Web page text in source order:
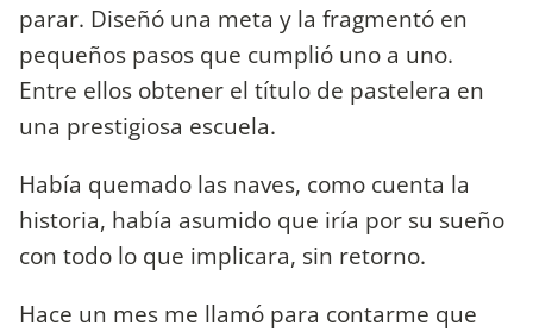
parar. Diseñó una meta y la fragmentó en
pequeños pasos que cumplió uno a uno.
Entre ellos obtener el título de pastelera en
una prestigiosa escuela.
Había quemado las naves, como cuenta la
historia, había asumido que iría por su sueño
con todo lo que implicara, sin retorno.
Hace un mes me llamó para contarme que